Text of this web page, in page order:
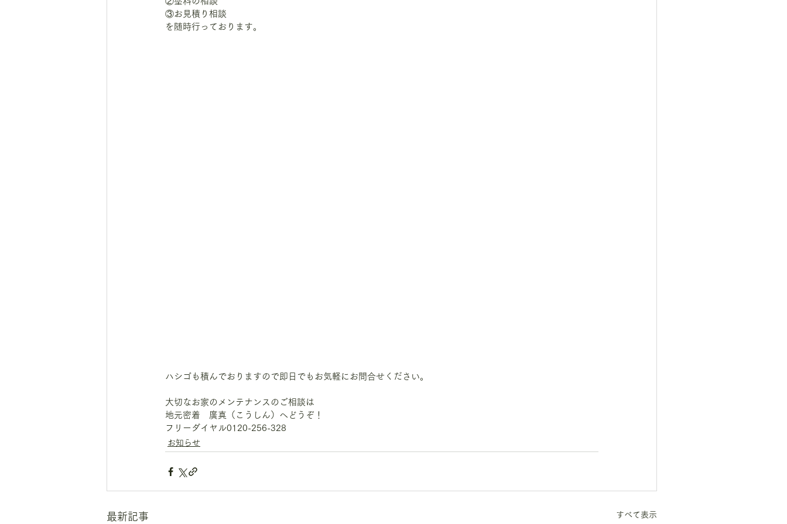
③お見積り相談
を随時行っております。
ハシゴも積んでおりますので即日でもお気軽にお問合せください。
大切なお家のメンテナンスのご相談は
地元密着　廣真（こうしん）へどうぞ！
フリーダイヤル0120-256-328
お知らせ
最新記事 すべて表示